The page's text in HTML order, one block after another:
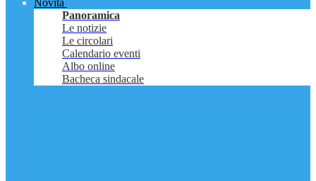
Novità
Panoramica
Le notizie
Le circolari
Calendario eventi
Albo online
Bacheca sindacale